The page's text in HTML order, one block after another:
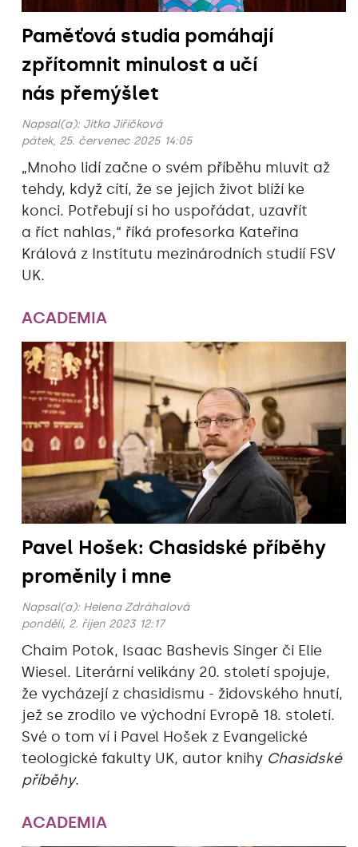
Paměťová studia pomáhají
zpřítomnit minulost a učí
nás přemýšlet
Napsal(a): Jitka Jiřičková
pátek, 25. červenec 2025 14:05
„Mnoho lidí začne o svém příběhu mluvit až
tehdy, když cítí, že se jejich život blíží ke
konci. Potřebují si ho uspořádat, uzavřít
a říct nahlas,“ říká profesorka Kateřina
Králová z Institutu mezinárodních studií FSV
UK.
ACADEMIA
Pavel Hošek: Chasidské příběhy
proměnily i mne
Napsal(a): Helena Zdráhalová
pondělí, 2. říjen 2023 12:17
Chaim Potok, Isaac Bashevis Singer či Elie
Wiesel. Literární velikány 20. století spojuje,
že vycházejí z chasidismu - židovského hnutí,
jež se zrodilo ve východní Evropě 18. století.
Své o tom ví i Pavel Hošek z Evangelické
teologické fakulty UK, autor knihy Chasidské
příběhy.
ACADEMIA